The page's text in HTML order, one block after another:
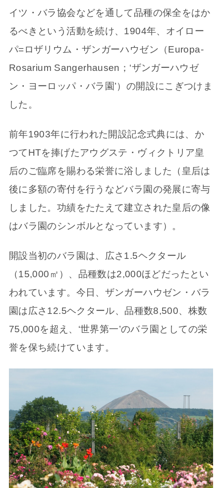
イツ・バラ協会などを通して品種の保全をはか
るべきという活動を続け、1904年、オイロー
パ=ロザリウム・ザンガーハウゼン（Europa-
Rosarium Sangerhausen；‘ザンガーハウゼ
ン・ヨーロッパ・バラ園’）の開設にこぎつけま
した。
前年1903年に行われた開設記念式典には、か
つてHTを捧げたアウグステ・ヴィクトリア皇
后のご臨席を賜わる栄誉に浴しました（皇后は
後に多額の寄付を行うなどバラ園の発展に寄与
しました。功績をたたえて建立された皇后の像
はバラ園のシンボルとなっています）。
開設当初のバラ園は、広さ1.5ヘクタール
（15,000㎡）、品種数は2,000ほどだったとい
われています。今日、ザンガーハウゼン・バラ
園は広さ12.5ヘクタール、品種数8,500、株数
75,000を超え、‘世界第一’のバラ園としての栄
誉を保ち続けています。